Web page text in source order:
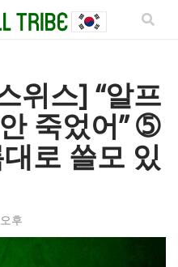
위스] “알프
죽었어” ➄
로 쓸모 있
후